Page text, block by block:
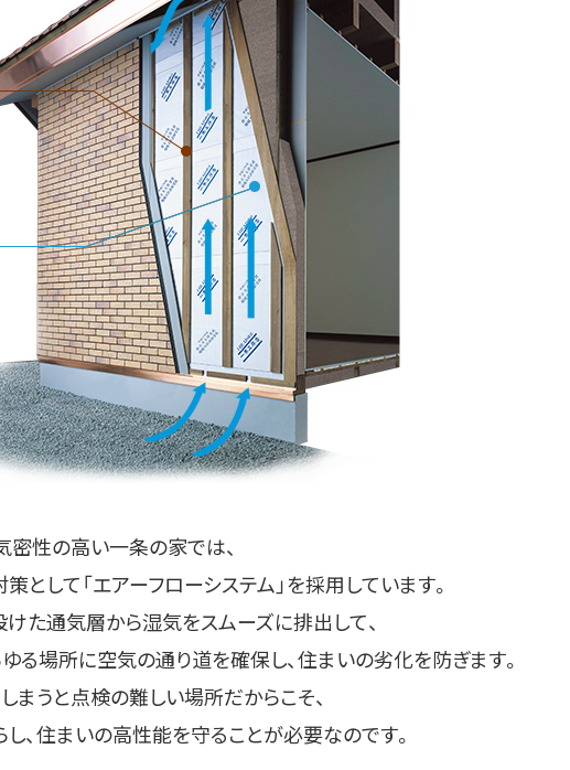
密性の高い一条の家では、
として「エアーフローシステム」を採用しています。
た通気層から湿気をスムーズに排出して、
る場所に空気の通り道を確保し、住まいの劣化を防ぎます。
まうと点検の難しい場所だからこそ、
、住まいの高性能を守ることが必要なのです。